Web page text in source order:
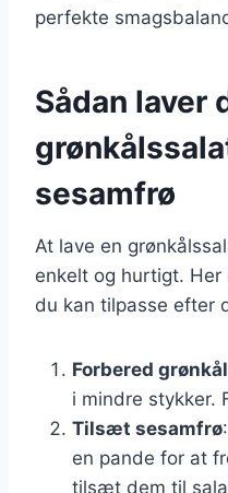
perfekte
Sådan laver
sesamfrø
At lave en
enkelt og hurtigt.
du kan tilpasse efter
Forbered
i mindre stykker.
Tilsæt sesamfrø
en pande for at
tilsæt dem til